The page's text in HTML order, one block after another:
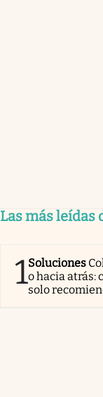
Las más leídas
1Soluciones
o hacia atrás:
solo